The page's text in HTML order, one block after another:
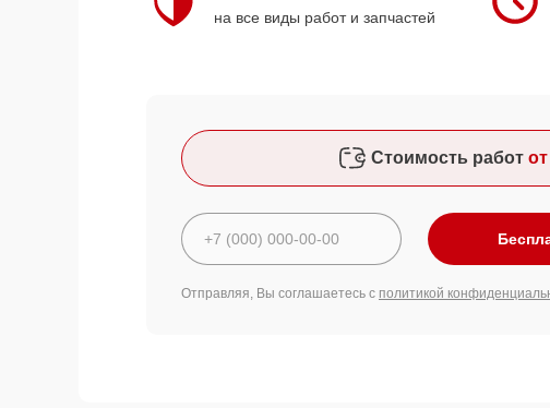
на все виды работ и запчастей
Стоимость работ
Отправляя, Вы соглашаетесь с политикой